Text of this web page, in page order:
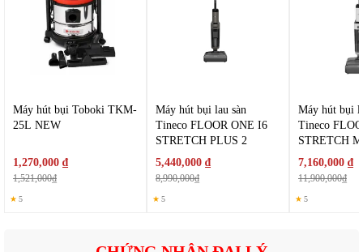
Máy hút bụi Toboki TKM-
25L NEW
1,270,000 ₫
1,521,000₫
★ 5
Máy hút bụi lau sàn
Tineco FLOOR ONE I6
STRETCH PLUS 2
5,440,000 ₫
8,990,000₫
★ 5
Máy hút bụi
Tineco
STRETCH
7,160,000 ₫
11,900,000₫
★ 5